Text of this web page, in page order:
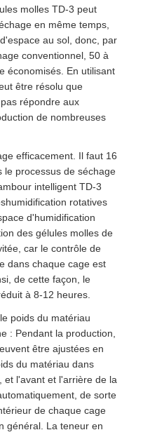
molles TD-3 peut
en même temps,
au sol, donc, par
conventionnel, 50 à
économisés. En utilisant
être résolu que
répondre aux
de nombreuses
efficacement. Il faut 16
le processus de séchage
intelligent TD-3
rotatives
d'humidification
des gélules molles de
car le contrôle de
dans chaque cage est
de cette façon, le
à 8-12 heures.
poids du matériau
: Pendant la production,
être ajustées en
du matériau dans
et l'avant et l'arrière de la
de sorte
de chaque cage
général. La teneur en